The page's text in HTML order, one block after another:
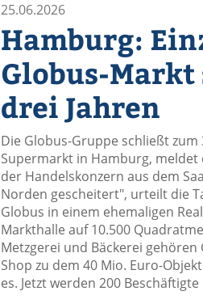
25.06.2026
Hamburg:
Globus-
drei Jahren
Die Globus-Gruppe schließt
Supermarkt in Hamburg,
der Handelskonzern aus dem
Norden gescheitert", urteilt die
Globus in einem ehemaligen
Markthalle auf 10.500
Metzgerei und Bäckerei
Shop zu dem 40 Mio. Euro-
es. Jetzt werden 200